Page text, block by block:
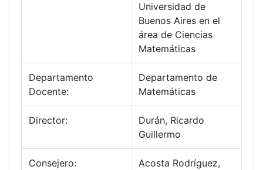
Universidad de
Buenos Aires en el
área de Ciencias
Matemáticas
Departamento
Docente:
Departamento de
Matemáticas
Director:
Durán, Ricardo
Guillermo
Consejero:
Acosta Rodríguez,